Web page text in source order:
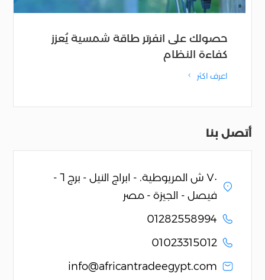
حصولك على انفرتر طاقة شمسية يُعزز
كفاءة النظام
اعرف اكثر 4
أتصل بنا
٧٠ ش المريوطية. - ابراج النيل - برج ٦ -
فيصل - الجيزة - مصر
01282558994
01023315012
info@africantradeegypt.com